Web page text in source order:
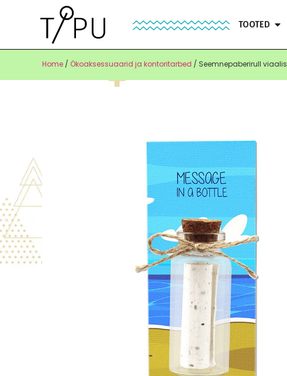
TOOTED
Home / Ökoaksessuaarid ja kontoritarbed / Seemnepaberirull viaalis